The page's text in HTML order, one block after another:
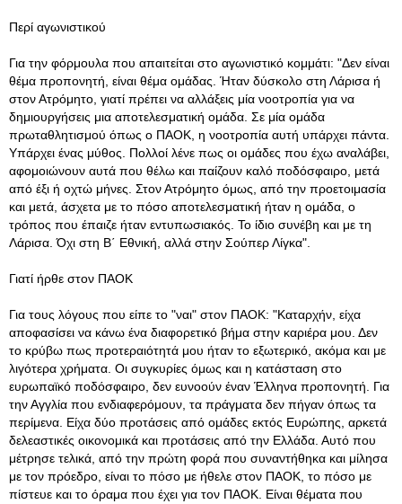
Περί αγωνιστικού
Για την φόρμουλα που απαιτείται στο αγωνιστικό κομμάτι: "Δεν είναι
θέμα προπονητή, είναι θέμα ομάδας. Ήταν δύσκολο στη Λάρισα ή
στον Ατρόμητο, γιατί πρέπει να αλλάξεις μία νοοτροπία για να
δημιουργήσεις μια αποτελεσματική ομάδα. Σε μία ομάδα
πρωταθλητισμού όπως ο ΠΑΟΚ, η νοοτροπία αυτή υπάρχει πάντα.
Υπάρχει ένας μύθος. Πολλοί λένε πως οι ομάδες που έχω αναλάβει,
αφομοιώνουν αυτά που θέλω και παίζουν καλό ποδόσφαιρο, μετά
από έξι ή οχτώ μήνες. Στον Ατρόμητο όμως, από την προετοιμασία
και μετά, άσχετα με το πόσο αποτελεσματική ήταν η ομάδα, ο
τρόπος που έπαιζε ήταν εντυπωσιακός. Το ίδιο συνέβη και με τη
Λάρισα. Όχι στη Β΄ Εθνική, αλλά στην Σούπερ Λίγκα".
Γιατί ήρθε στον ΠΑΟΚ
Για τους λόγους που είπε το "ναι" στον ΠΑΟΚ: "Καταρχήν, είχα
αποφασίσει να κάνω ένα διαφορετικό βήμα στην καριέρα μου. Δεν
το κρύβω πως προτεραιότητά μου ήταν το εξωτερικό, ακόμα και με
λιγότερα χρήματα. Οι συγκυρίες όμως και η κατάσταση στο
ευρωπαϊκό ποδόσφαιρο, δεν ευνοούν έναν Έλληνα προπονητή. Για
την Αγγλία που ενδιαφερόμουν, τα πράγματα δεν πήγαν όπως τα
περίμενα. Είχα δύο προτάσεις από ομάδες εκτός Ευρώπης, αρκετά
δελεαστικές οικονομικά και προτάσεις από την Ελλάδα. Αυτό που
μέτρησε τελικά, από την πρώτη φορά που συναντήθηκα και μίλησα
με τον πρόεδρο, είναι το πόσο με ήθελε στον ΠΑΟΚ, το πόσο με
πίστευε και το όραμα που έχει για τον ΠΑΟΚ. Είναι θέματα που